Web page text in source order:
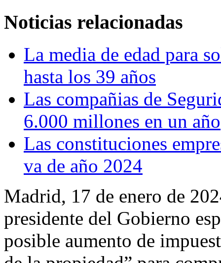
Noticias relacionadas
La media de edad para
hasta los 39 años
Las compañias de
6.000 millones en un año
Las constituciones
va de año 2024
Madrid, 17 de enero de
presidente del Gobierno
posible aumento de